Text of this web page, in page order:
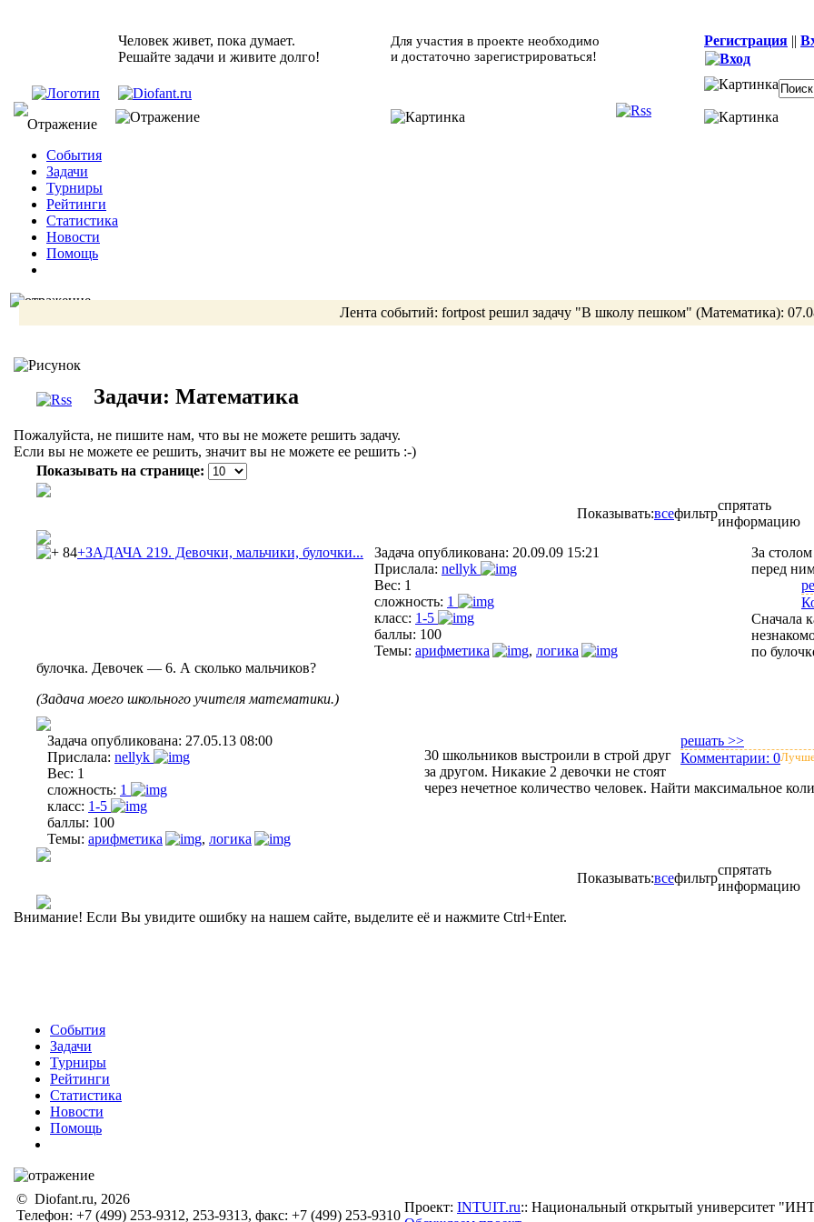
Человек живет, пока думает.
Решайте задачи и живите долго!
Для участия в проекте необходимо
и достаточно зарегистрироваться!
Регистрация ||
События
Задачи
Турниры
Рейтинги
Статистика
Новости
Помощь
Лента событий: fortpostрешил задачу "В школу пешком" (Математика):
Задачи: Математика
Пожалуйста, не пишите нам, что вы не можете решить задачу.
Если вы не можете ее решить, значит вы не можете ее решить :-)
Показывать на странице:
Показывать:всефильтр
спрятать
информацию
84+ЗАДАЧА 219. Девочки, мальчики, булочки... Задача опубликована: 20.09.09 15:21
Прислала: nellyk
Вес: 1
сложность: 1
класс: 1-5
баллы: 100
Темы: арифметика , логика
За
перед
Сначала
по
булочка. Девочек — 6. А сколько мальчиков?
(Задача моего школьного учителя математики.)
Задача опубликована: 27.05.13 08:00
Прислала: nellyk
Вес: 1
сложность: 1
класс: 1-5
баллы: 100
Темы: арифметика , логика
решать >>
Комментарии: 0
30 школьников выстроили в строй друг
за другом. Никакие 2 девочки не стоят
через нечетное количество человек. Найти максимальное
Показывать:всефильтр
спрятать
информацию
Внимание! Если Вы увидите ошибку на нашем сайте, выделите её и нажмите Ctrl+Enter.
События
Задачи
Турниры
Рейтинги
Статистика
Новости
Помощь
© Diofant.ru, 2026
Телефон: +7 (499) 253-9312, 253-9313, факс: +7 (499) 253-9310
Проект: INTUIT.ru:: Национальный открытый университет